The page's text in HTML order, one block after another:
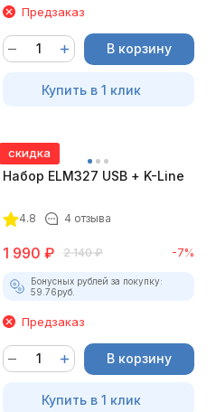
Предзаказ
В корзину
Купить в 1 клик
скидка
Набор ELM327 USB + K-Line
4.8 4 отзыва
1 990 ₽ 2 140 ₽ -7%
Бонусных рублей за покупку:
59.76руб.
Предзаказ
В корзину
Купить в 1 клик